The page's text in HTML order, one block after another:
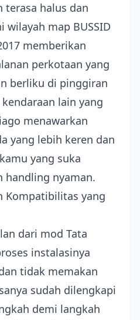
terasa halus dan
wilayah map BUSSID
memberikan
perkotaan yang
berliku di pinggiran
lain yang
menawarkan
yang lebih keren dan
yang suka
handling nyaman.
Kompatibilitas yang
dari mod Tata
instalasinya
tidak memakan
sudah dilengkapi
demi langkah